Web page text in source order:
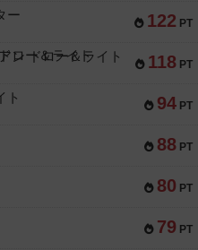
122 PT
ー
118 PT
ン ドロー＆ライト
94 PT
ト
88 PT
80 PT
79 PT